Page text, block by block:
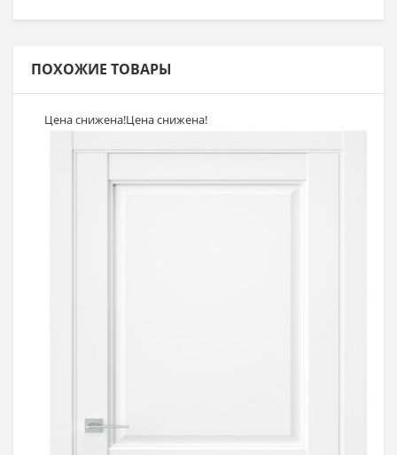
ПОХОЖИЕ ТОВАРЫ
Цена снижена!Цена снижена!
Выбрать >